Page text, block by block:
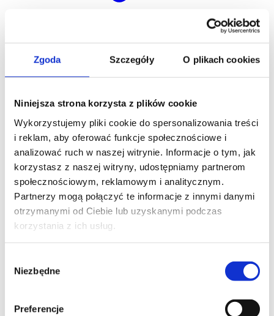
Zgoda Szczegóły O plikach cookies
Niniejsza strona korzysta z plików cookie
Wykorzystujemy pliki cookie do spersonalizowania treści
i reklam, aby oferować funkcje społecznościowe i
analizować ruch w naszej witrynie. Informacje o tym, jak
korzystasz z naszej witryny, udostępniamy partnerom
społecznościowym, reklamowym i analitycznym.
Partnerzy mogą połączyć te informacje z innymi danymi
otrzymanymi od Ciebie lub uzyskanymi podczas
korzystania z ich usług.
zgody
Niezbędne
Preferencje
Regulamin płatności online